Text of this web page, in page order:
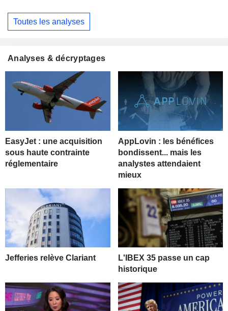
Toutes les analyses
Analyses & décryptages
EasyJet : une acquisition
sous haute contrainte
réglementaire
AppLovin : les bénéfices
bondissent... mais les
analystes attendaient
mieux
Jefferies relève Clariant
L'IBEX 35 passe un cap
historique